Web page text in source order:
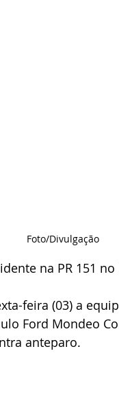
Foto/Divulgação
na PR 151
feira (03) a
Ford Mondeo
anteparo.